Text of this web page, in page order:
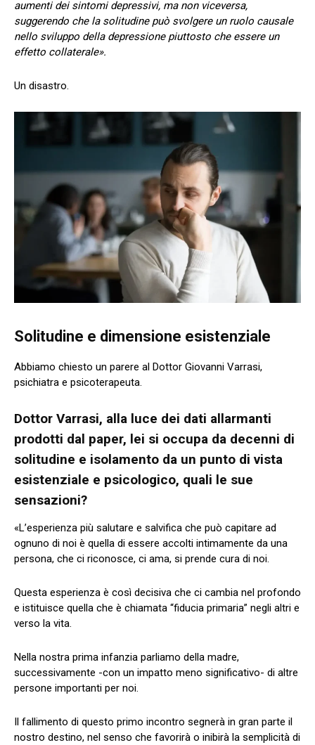
aumenti dei sintomi depressivi, ma non viceversa,
suggerendo che la solitudine può svolgere un ruolo causale
nello sviluppo della depressione piuttosto che essere un
effetto collaterale».
Un disastro.
Solitudine e dimensione esistenziale
Abbiamo chiesto un parere al Dottor Giovanni Varrasi,
psichiatra e psicoterapeuta.
Dottor Varrasi, alla luce dei dati allarmanti
prodotti dal paper, lei si occupa da decenni di
solitudine e isolamento da un punto di vista
esistenziale e psicologico, quali le sue
sensazioni?
«L’esperienza più salutare e salvifica che può capitare ad
ognuno di noi è quella di essere accolti intimamente da una
persona, che ci riconosce, ci ama, si prende cura di noi.
Questa esperienza è così decisiva che ci cambia nel profondo
e istituisce quella che è chiamata “fiducia primaria” negli altri e
verso la vita.
Nella nostra prima infanzia parliamo della madre,
successivamente -con un impatto meno significativo- di altre
persone importanti per noi.
Il fallimento di questo primo incontro segnerà in gran parte il
nostro destino, nel senso che favorirà o inibirà la semplicità di